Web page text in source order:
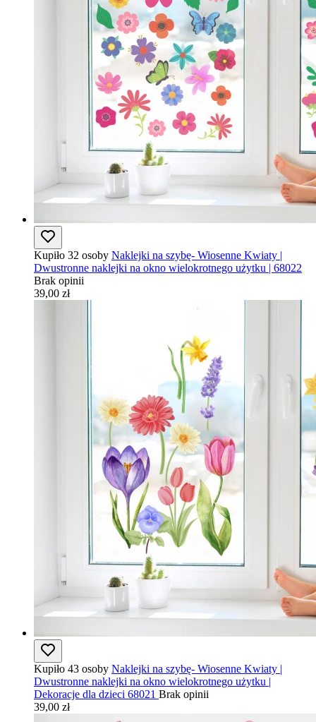
Kupiło 32 osoby Naklejki na szybę- Wiosenne Kwiaty |
Dwustronne naklejki na okno wielokrotnego użytku | 68022
Brak opinii
39,00 zł
Kupiło 43 osoby Naklejki na szybę- Wiosenne Kwiaty |
Dwustronne naklejki na okno wielokrotnego użytku |
Dekoracje dla dzieci 68021 Brak opinii
39,00 zł